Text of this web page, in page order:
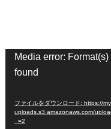
Media error:
found
ファイルをダウンロード: https://
uploads.s3.amazonaws.com/
_=2